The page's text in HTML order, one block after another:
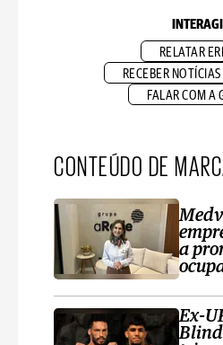
RELATAR
RECEBER
FALAR COM A
CONTEÚDO DE
a
Ex-